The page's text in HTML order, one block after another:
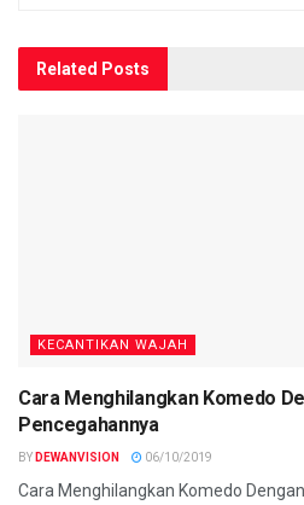
Related Posts
KECANTIKAN WAJAH
Cara Menghilangkan Komedo
Pencegahannya
BY DEWANVISION 06/10/2019
Cara Menghilangkan Komedo